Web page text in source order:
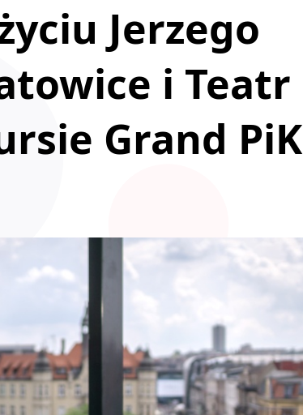
Jerzego
i Teatr
Grand PiK